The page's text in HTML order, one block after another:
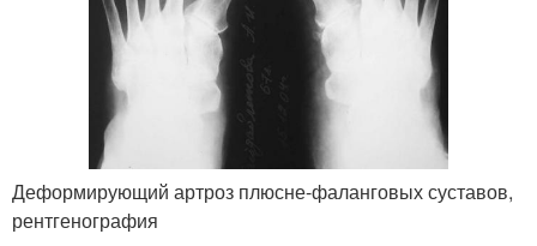
Деформирующий артроз плюсне-фаланговых суставов,
рентгенография